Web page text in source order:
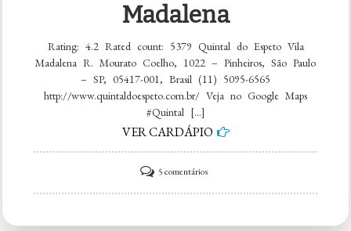
Madalena
Rating: 4.2 Rated count: 5379 Quintal do Espeto Vila
Madalena R. Mourato Coelho, 1022 – Pinheiros, São Paulo
– SP, 05417-001, Brasil (11) 5095-6565
http://www.quintaldoespeto.com.br/ Veja no Google Maps
#Quintal […]
VER CARDÁPIO
5 comentáriosem
Quintal